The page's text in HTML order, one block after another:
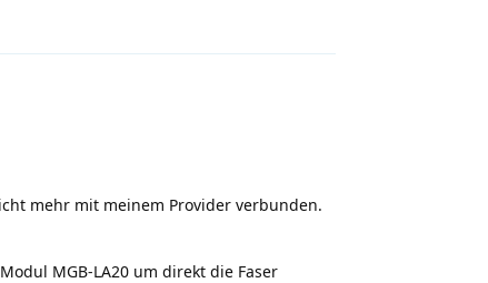
mehr mit meinem Provider verbunden.
MGB-LA20 um direkt die Faser